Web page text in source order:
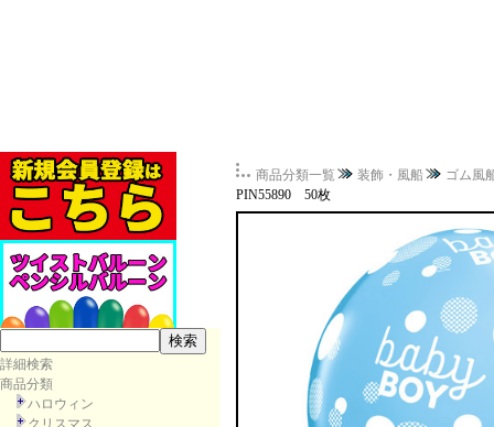
詳細検索
商品分類
ハロウィン
クリスマス
商品分類一覧 装飾・風船
ゴム風
PIN55890 50枚